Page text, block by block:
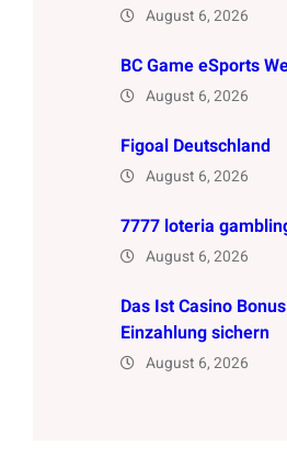
August 6, 2026
BC Game eSports
August 6, 2026
Figoal Deutschland
August 6, 2026
7777 loteria
August 6, 2026
Das Ist Casino
Einzahlung sichern
August 6, 2026